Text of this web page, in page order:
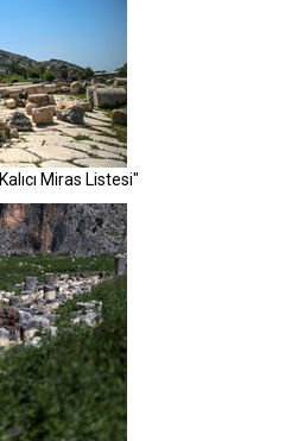
Miras Listesi"